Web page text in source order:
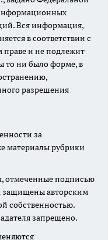
Вся информация,
в соответствии с
праве и не подлежит
то ни было форме, в
разрешения
за
материалы рубрики
отмеченные подписью
защищены авторским
собственностью.
запрещено.